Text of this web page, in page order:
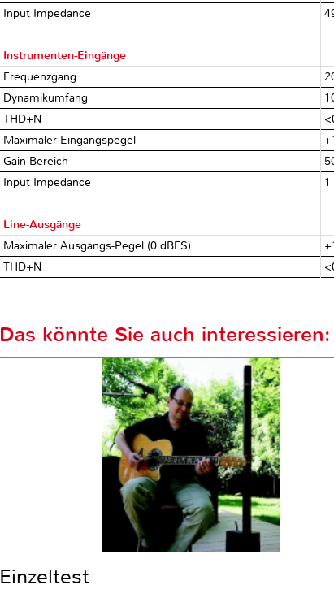
Input Impedance
Instrumenten-Eingänge
Frequenzgang
Dynamikumfang
THD+N
Maximaler Eingangspegel
Gain-Bereich
Input Impedance
1
Line-Ausgänge
Maximaler Ausgangs-Pegel (0 dBFS)
THD+N
Das könnte Sie auch interessieren:
Einzeltest